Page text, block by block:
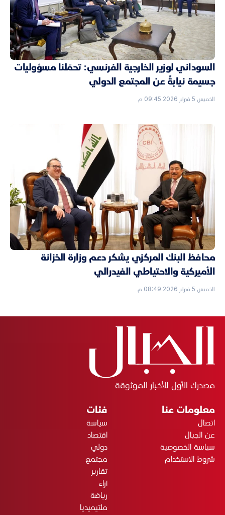
السوداني لوزير الخارجية الفرنسي: تحمّلنا مسؤوليات
جسيمة نيابةً عن المجتمع الدولي
الخميس 5 فبراير 2026 09:45 م
محافظ البنك المركزي يشكر دعم وزارة الخزانة
الأميركية والاحتياطي الفيدرالي
الخميس 5 فبراير 2026 08:49 م
مصدرك الأول للأخبار الموثوقة
معلومات عنا
اتصال
عن الجبال
سياسة الخصوصية
شروط الاستخدام
فئات
سياسة
اقتصاد
دولي
مجتمع
تقارير
آراء
رياضة
ملتيميديا